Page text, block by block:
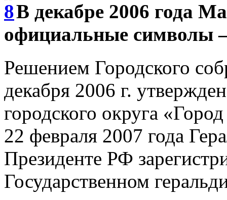
В декабре 2006 года
официальные символы
Решением Городского
декабря 2006 г.
городского округа
22 февраля 2007 года
Президенте РФ
Государственном